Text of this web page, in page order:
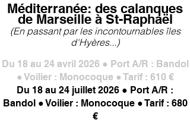
Méditerranée: des calanques
de Marseille à St-Raphaël
(En passant par les incontournables îles
d'Hyères...)
Du 18 au 24 avril 2026 ● Port A/R : Bandol
● Voilier : Monocoque ● Tarif : 610 €
Du 18 au 24 juillet 2026 ● Port A/R :
Bandol ● Voilier : Monocoque ● Tarif : 680
€